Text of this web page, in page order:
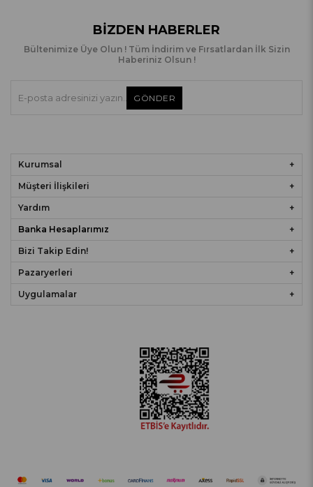
BIZDEN HABERLER
Bültenimize Üye Olun ! Tüm İndirim ve Fırsatlardan İlk Sizin
Haberiniz Olsun !
GÖNDER
Kurumsal
Müşteri İlişkileri
Yardım
Banka Hesaplarımız
Bizi Takip Edin!
Pazaryerleri
Uygulamalar